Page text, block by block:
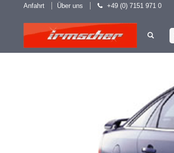
Anfahrt Über uns +49 (0) 7151 971 0